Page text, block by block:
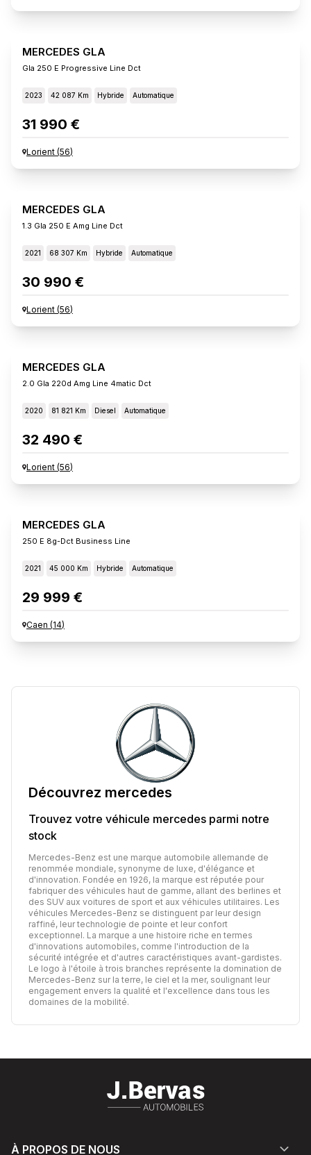
MERCEDES GLA
Gla 250 E Progressive Line Dct
2023 42 087 Km Hybride Automatique
31 990 €
Lorient (56)
MERCEDES GLA
1.3 Gla 250 E Amg Line Dct
2021 68 307 Km Hybride Automatique
30 990 €
Lorient (56)
MERCEDES GLA
2.0 Gla 220d Amg Line 4matic Dct
2020 81 821 Km Diesel Automatique
32 490 €
Lorient (56)
MERCEDES GLA
250 E 8g-Dct Business Line
2021 45 000 Km Hybride Automatique
29 999 €
Caen (14)
Découvrez mercedes
Trouvez votre véhicule mercedes parmi notre
stock
Mercedes-Benz est une marque automobile allemande de
renommée mondiale, synonyme de luxe, d'élégance et
d'innovation. Fondée en 1926, la marque est réputée pour
fabriquer des véhicules haut de gamme, allant des berlines et
des SUV aux voitures de sport et aux véhicules utilitaires. Les
véhicules Mercedes-Benz se distinguent par leur design
raffiné, leur technologie de pointe et leur confort
exceptionnel. La marque a une histoire riche en termes
d'innovations automobiles, comme l'introduction de la
sécurité intégrée et d'autres caractéristiques avant-gardistes.
Le logo à l'étoile à trois branches représente la domination de
Mercedes-Benz sur la terre, le ciel et la mer, soulignant leur
engagement envers la qualité et l'excellence dans tous les
domaines de la mobilité.
À PROPOS DE NOUS